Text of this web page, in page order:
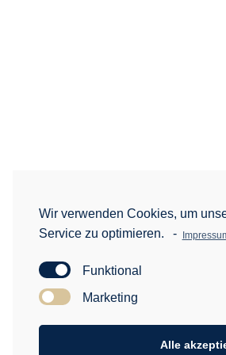
Wir verwenden Cookies, um
Service zu optimieren.
-
Funktional
Marketing
Alle